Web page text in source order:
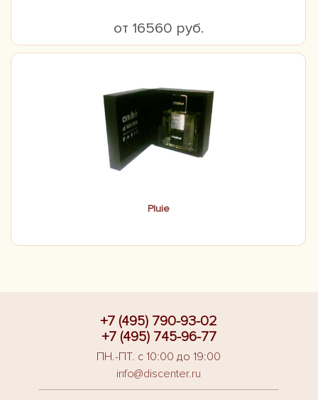
от 16560 руб.
Pluie
+7 (495) 790-93-02
+7 (495) 745-96-77
ПН.-ПТ. с 10:00 до 19:00
info@discenter.ru